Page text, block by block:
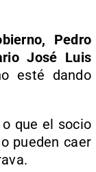
Pedro
José Luis
esté dando
que el socio
pueden caer